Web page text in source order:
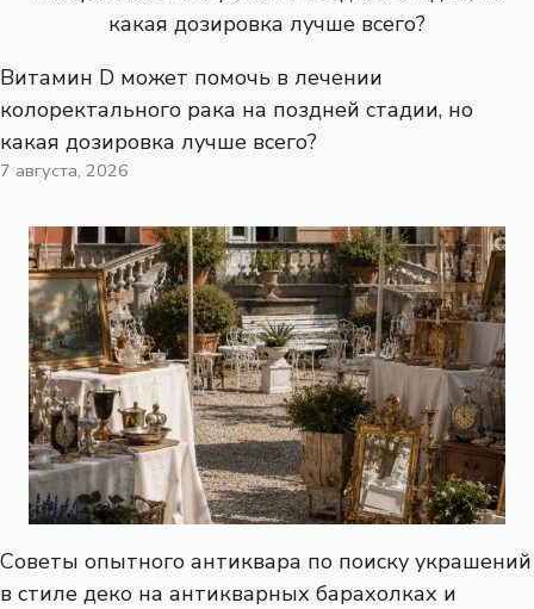
Витамин D может помочь в лечении
колоректального рака на поздней стадии, но
какая дозировка лучше всего?
7 августа, 2026
Советы опытного антиквара по поиску украшений
в стиле деко на антикварных барахолках и